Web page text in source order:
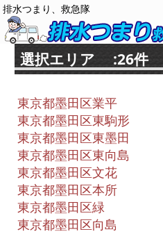
排水つまり、救急隊
選択エリア :26件
東京都墨田区業平
東京都墨田区東駒形
東京都墨田区東墨田
東京都墨田区東向島
東京都墨田区文花
東京都墨田区本所
東京都墨田区緑
東京都墨田区向島